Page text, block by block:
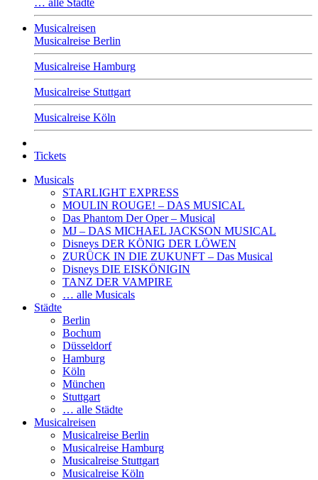
… alle Städte
Musicalreisen
Musicalreise Berlin
Musicalreise Hamburg
Musicalreise Stuttgart
Musicalreise Köln
Tickets
Musicals
STARLIGHT EXPRESS
MOULIN ROUGE! – DAS MUSICAL
Das Phantom Der Oper – Musical
MJ – DAS MICHAEL JACKSON MUSICAL
Disneys DER KÖNIG DER LÖWEN
ZURÜCK IN DIE ZUKUNFT – Das Musical
Disneys DIE EISKÖNIGIN
TANZ DER VAMPIRE
… alle Musicals
Städte
Berlin
Bochum
Düsseldorf
Hamburg
Köln
München
Stuttgart
… alle Städte
Musicalreisen
Musicalreise Berlin
Musicalreise Hamburg
Musicalreise Stuttgart
Musicalreise Köln